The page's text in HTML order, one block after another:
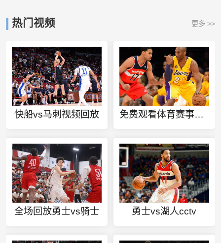
热门视频 更多 >>
快船vs马刺视频回放 免费观看体育赛事的app
全场回放勇士vs骑士 勇士vs湖人cctv